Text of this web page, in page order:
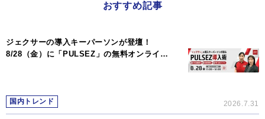
おすすめ記事
ジェクサーの導入キーパーソンが登壇！
8/28（金）に「PULSEZ」の無料オンライ…
国内トレンド 2026.7.31